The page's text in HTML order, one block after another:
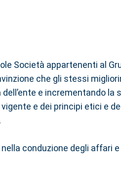
Società appartenenti al
che gli stessi
e incrementando la
e dei principi etici e
conduzione degli affari e